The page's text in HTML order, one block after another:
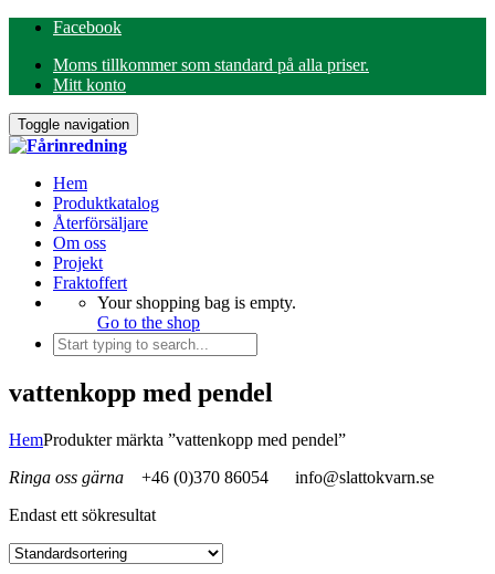
Facebook
Moms tillkommer som standard på alla priser.
Mitt konto
Toggle navigation
Hem
Produktkatalog
Återförsäljare
Om oss
Projekt
Fraktoffert
Your shopping bag is empty.
Go to the shop
vattenkopp med pendel
HemProdukter märkta ”vattenkopp med pendel”
Ringa oss gärna
+46 (0)370 86054
info@slattokvarn.se
Endast ett sökresultat